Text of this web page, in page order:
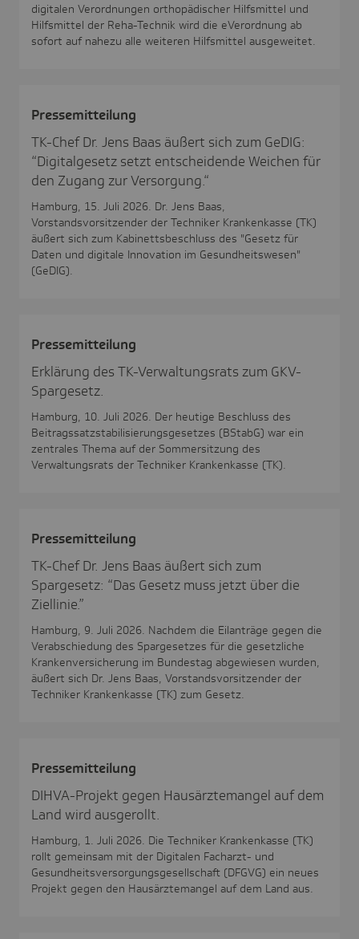
digitalen Verordnungen orthopädischer Hilfsmittel und
Hilfsmittel der Reha-Technik wird die eVerordnung ab
sofort auf nahezu alle weiteren Hilfsmittel ausgeweitet.
Pres­se­mit­tei­lung
TK-Chef Dr. Jens Baas äußert sich zum GeDIG:
“Digitalgesetz setzt entscheidende Weichen für
den Zugang zur Versorgung.“
Hamburg, 15. Juli 2026. Dr. Jens Baas,
Vorstandsvorsitzender der Techniker Krankenkasse (TK)
äußert sich zum Kabinettsbeschluss des "Gesetz für
Daten und digitale Innovation im Gesundheitswesen"
(GeDIG).
Pres­se­mit­tei­lung
Erklärung des TK-Verwaltungsrats zum GKV-
Spargesetz.
Hamburg, 10. Juli 2026. Der heutige Beschluss des
Beitragssatzstabilisierungsgesetzes (BStabG) war ein
zentrales Thema auf der Sommersitzung des
Verwaltungsrats der Techniker Krankenkasse (TK).
Pres­se­mit­tei­lung
TK-Chef Dr. Jens Baas äußert sich zum
Spargesetz: “Das Gesetz muss jetzt über die
Ziellinie.”
Hamburg, 9. Juli 2026. Nachdem die Eilanträge gegen die
Verabschiedung des Spargesetzes für die gesetzliche
Krankenversicherung im Bundestag abgewiesen wurden,
äußert sich Dr. Jens Baas, Vorstandsvorsitzender der
Techniker Krankenkasse (TK) zum Gesetz.
Pres­se­mit­tei­lung
DIHVA-Projekt gegen Hausärztemangel auf dem
Land wird ausgerollt.
Hamburg, 1. Juli 2026. Die Techniker Krankenkasse (TK)
rollt gemeinsam mit der Digitalen Facharzt- und
Gesundheitsversorgungsgesellschaft (DFGVG) ein neues
Projekt gegen den Hausärztemangel auf dem Land aus.